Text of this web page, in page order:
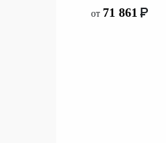
от 71 861
со склада
71 861